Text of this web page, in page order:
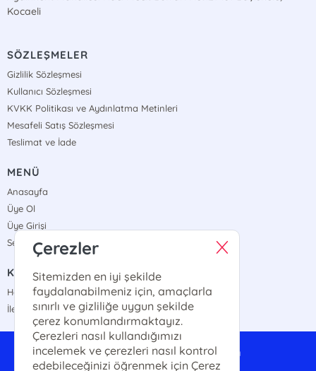
Kocaeli
SÖZLEŞMELER
Gizlilik Sözleşmesi
Kullanıcı Sözleşmesi
KVKK Politikası ve Aydınlatma Metinleri
Mesafeli Satış Sözleşmesi
Teslimat ve İade
MENÜ
Anasayfa
Üye Ol
Üye Girişi
Sepetim
KURUMSAL
Hakkımızda
İletişim
anayurttoptan@gmail.com
Çerezler
Sitemizden en iyi şekilde
faydalanabilmeniz için, amaçlarla
sınırlı ve gizliliğe uygun şekilde
çerez konumlandırmaktayız.
Çerezleri nasıl kullandığımızı
incelemek ve çerezleri nasıl kontrol
edebileceğinizi öğrenmek için Çerez